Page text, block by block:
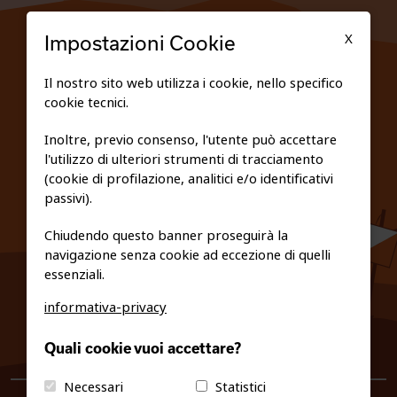
PRIVACY E COOKIE POLICY
info@fiso.it|fiso@pec-mail.eu
X
Impostazioni Cookie
Il nostro sito web utilizza i cookie, nello specifico
cookie tecnici.
Inoltre, previo consenso, l'utente può accettare
l'utilizzo di ulteriori strumenti di tracciamento
(cookie di profilazione, analitici e/o identificativi
passivi).
Chiudendo questo banner proseguirà la
navigazione senza cookie ad eccezione di quelli
essenziali.
informativa-privacy
Quali cookie vuoi accettare?
Necessari Statistici